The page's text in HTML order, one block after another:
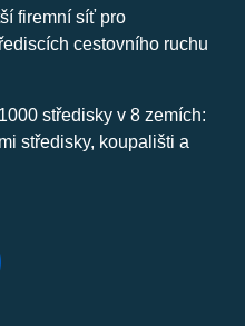
firemní síť pro
cestovního ruchu
středisky v 8 zemích:
středisky, koupališti a